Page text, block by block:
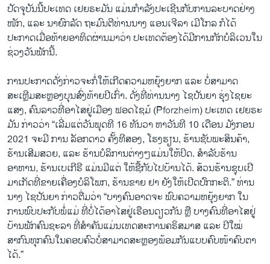
ປັດຈຸບັນນີ້ປະເທດ ເຢຍຣະມັນ ແມ່ນກຳລັງປະເຊີນກັບການລະບາດຢ່າງ
ໜັກ, ແລະ ນາຍົກລັດ ຖະມົນຕີທ່ານນາງ ແອນເຈີລາ ເມີໂກລ ກໍໄດ້
ປະກາດເມື່ອທ້າຍອາທິດຜ່ານມາວ່າ ປະເທດຕ້ອງໄດ້ມີການກັກບໍລິເວນໃນ
ຊ່ວງວັນພັກນີ້.
ການປະກາດດັ່ງກ່າວຈະກໍ່ໃຫ້ເກີດຄວາມຫຍຸ້ງຍາກ ແລະ ບໍ່ສາມາດ
ສະເຫຼີມສະຫຼອງບຸນສົ່ງທ້າຍປີເກົ່າ. ດັ່ງທີ່ທ່ານນາງ ໄຊປັນຍາ ຮຸ່ງໄຊຍະ
ແສງ, ຄົນລາວທີ່ອາໄສຢູ່ເມືອງ ຟອດໄຊມ໌ (Pforzheim) ປະເທດ ເຢຍຣະ
ມັນ ກ່າວວ່າ “ເລີ່ມແຕ່ວັນພຸດທີ 16 ທັນວາ ຫາວັນທີ 10 ເດືອນ ມັງກອນ
2021 ຈະມີ ການ ລັອກດາວ ຄັ້ງທີສອງ, ໂຮງຮຽນ, ຮ້ານຊັບພະສິນຄ້າ,
ຮ້ານເສີມສວຍ, ແລະ ຮ້ານບໍລິການຕ່າງໆແມ່ນໃຫ້ປິດ. ສຳລັບຮ້ານ
ອາຫານ, ຮ້ານເບເກີຣີ ແມ່ນມີແຕ່ ໃຫ້ຊື້ກັບໄປບ້ານໄດ້. ສ້ວນຮ້ານຊຸບເປີ
ມາເກັດທີ່ຂາຍເຄື່ອງບໍລິໂພກ, ຮ້ານຂາຍ ຢາ ຍັງໃຫ້ເປີດປົກກະຕິ.” ທ່ານ
ນາງ ໄຊປັນຍາ ກ່າວຕື່ມວ່າ “ບາງຄົນອາດຈະ ພົບຄວາມຫຍຸ້ງຍາກ ໃນ
ການພົບປະກັບພໍ່ແມ່ ທີ່ບໍ່ໄດ້ອາໄສຢູ່ເຮືອນດຽວກັນ ຫຼື ບາງຄົນທີ່ອາໄສຢູ່
ບ້ານພັກຄົນຊະລາ ທີ່ສຳຄັນແມ່ນເທດສະການຄຣິສມາສ ແລະ ປີໃໝ່
ສາກົນທຸກຄົນໃນຄອບຄົວບໍ່ສາມາດສະຫຼອງພ້ອມກັນແບບຄົບໜ້າຄົບຕາ
ໄດ້.”